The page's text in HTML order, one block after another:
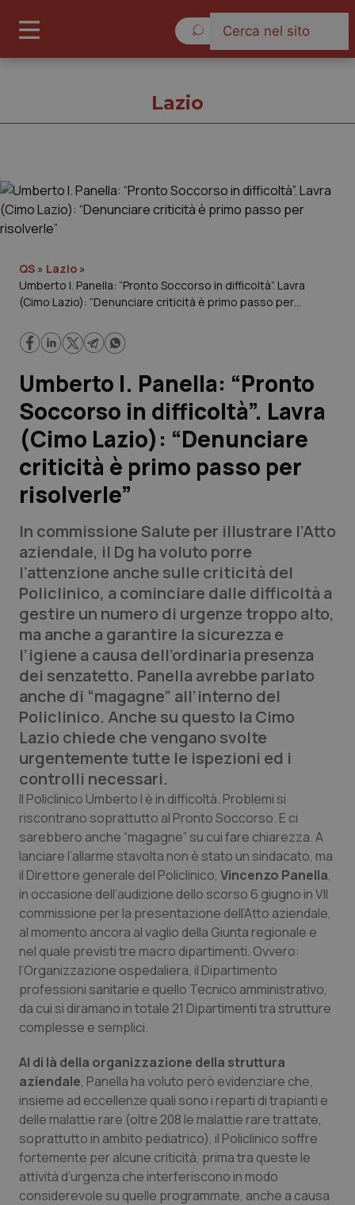
Cronache
Governo e Parlamento
Regioni e Asl
Lavoro e Professioni
Scienza e Farmaci
Studi e Analisi
Lettere al direttore
QS Pro
Professionisti Sanitari.AI
Abruzzo
Basilicata
Calabria
Campania
Emilia-Romagna
Friuli Venezia Giulia
Lazio
Liguria
Lombardia
Marche
Molise
Piemonte
Provincia Autonoma di Bolzano
Provincia Autonoma di Trento
QS Pro Gold
Artrite & artrosi
Asma & BPCO
Car-T
Colesterolo & coronaropatie
Dermatite Atopica
Diabete & glucometri
Disturbi dell’umore
Dolore
Donna & Salute
Epatiti
HIV
Infezioni & Febbre
Ipertensione & Scompenso
QS Club Newsletter
Lazio
QS » Lazio »
Umberto I. Panella: “Pronto Soccorso in difficoltà”. Lavra
(Cimo Lazio): “Denunciare criticità è primo passo per
Umberto I. Panella: “Pronto
Soccorso in difficoltà”. Lavra
(Cimo Lazio): “Denunciare
criticità è primo passo per
risolverle”
In commissione Salute per illustrare l’Atto
aziendale, il Dg ha voluto porre
l’attenzione anche sulle criticità del
Policlinico, a cominciare dalle difficoltà a
gestire un numero di urgenze troppo alto,
ma anche a garantire la sicurezza e
l’igiene a causa dell’ordinaria presenza
dei senzatetto. Panella avrebbe parlato
anche di “magagne” all’interno del
Policlinico. Anche su questo la Cimo
Lazio chiede che vengano svolte
urgentemente tutte le ispezioni ed i
controlli necessari.
Il Policlinico Umberto I è in difficoltà. Problemi si
riscontrano soprattutto al Pronto Soccorso. E ci
sarebbero anche “magagne” su cui fare chiarezza. A
lanciare l’allarme stavolta non è stato un sindacato, ma
il Direttore generale del Policlinico, Vincenzo Panella,
in occasione dell’audizione dello scorso 6 giugno in VII
commissione per la presentazione dell’Atto aziendale,
al momento ancora al vaglio della Giunta regionale e
nel quale previsti tre macro dipartimenti. Ovvero:
l’Organizzazione ospedaliera, il Dipartimento
professioni sanitarie e quello Tecnico amministrativo,
da cui si diramano in totale 21 Dipartimenti tra strutture
complesse e semplici.
Al di là della organizzazione della struttura
aziendale, Panella ha voluto però evidenziare che,
insieme ad eccellenze quali sono i reparti di trapianti e
delle malattie rare (oltre 208 le malattie rare trattate,
soprattutto in ambito pediatrico), il Policlinico soffre
fortemente per alcune criticità, prima tra queste le
attività d’urgenza che interferiscono in modo
considerevole su quelle programmate, anche a causa